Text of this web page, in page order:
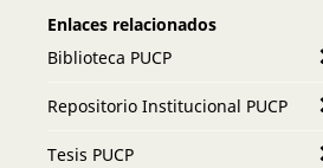
Enlaces relacionados
Biblioteca PUCP
Repositorio Institucional PUCP
Tesis PUCP